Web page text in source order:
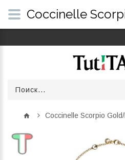
Coccinelle Scorpio